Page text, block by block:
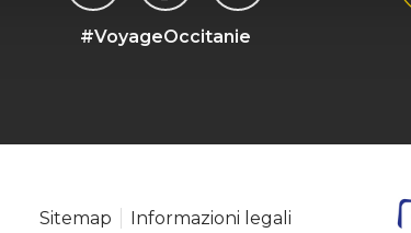
#VoyageOccitanie
Sitemap Informazioni legali